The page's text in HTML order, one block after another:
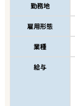
勤務地
雇用形態
業種
給与